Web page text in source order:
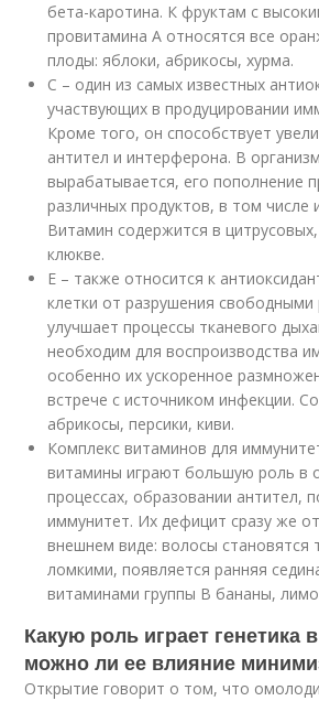
бета-каротина. К фруктам с
провитамина А относятся все
плоды: яблоки, абрикосы, хурма.
С – один из самых известных
участвующих в продуцировании
Кроме того, он способствует
антител и интерферона. В
вырабатывается, его пополнение
различных продуктов, в том числе
Витамин содержится в
клюкве.
Е – также относится к
клетки от разрушения свободными
улучшает процессы тканевого
необходим для воспроизводства
особенно их ускоренное
встрече с источником инфекции.
абрикосы, персики, киви.
Комплекс витаминов для
витамины играют большую роль в
процессах, образовании антител,
иммунитет. Их дефицит сразу же
внешнем виде: волосы становятся
ломкими, появляется ранняя
витаминами группы В бананы,
Какую роль играет генетика
можно ли ее влияние
Открытие говорит о том, что